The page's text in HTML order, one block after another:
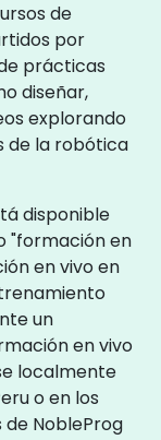
de
por
prácticas
diseñar,
explorando
de la robótica
disponible
"formación en
en vivo en
un
en vivo
localmente
o en los
NobleProg